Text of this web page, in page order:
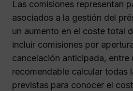
Las comisiones representan
asociados a la gestión del
un aumento en el coste total
incluir comisiones por
cancelación anticipada, entre
recomendable calcular todas
previstas para conocer el